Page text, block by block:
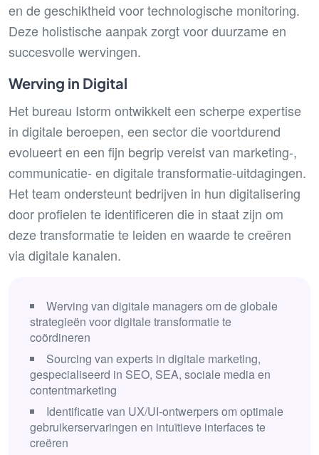
en de geschiktheid voor technologische monitoring.
Deze holistische aanpak zorgt voor duurzame en
succesvolle wervingen.
Werving in Digital
Het bureau Istorm ontwikkelt een scherpe expertise
in digitale beroepen, een sector die voortdurend
evolueert en een fijn begrip vereist van marketing-,
communicatie- en digitale transformatie-uitdagingen.
Het team ondersteunt bedrijven in hun digitalisering
door profielen te identificeren die in staat zijn om
deze transformatie te leiden en waarde te creëren
via digitale kanalen.
Werving van digitale managers om de globale
strategieën voor digitale transformatie te
coördineren
Sourcing van experts in digitale marketing,
gespecialiseerd in SEO, SEA, sociale media en
contentmarketing
Identificatie van UX/UI-ontwerpers om optimale
gebruikerservaringen en intuïtieve interfaces te
creëren